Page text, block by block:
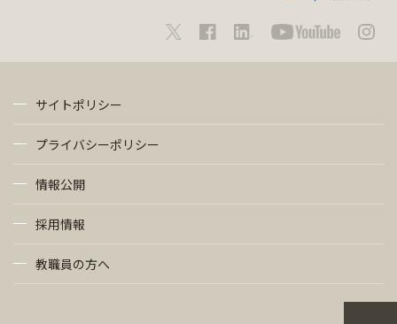
サイトポリシー
プライバシーポリシー
情報公開
採用情報
教職員の方へ